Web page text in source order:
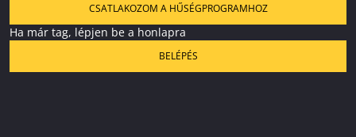
CSATLAKOZOM A HŰSÉGPROGRAMHOZ
Ha már tag, lépjen be a honlapra
BELÉPÉS